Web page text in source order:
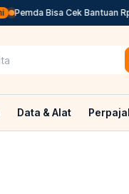
Pemda Bisa Cek Bantuan
Data & Alat